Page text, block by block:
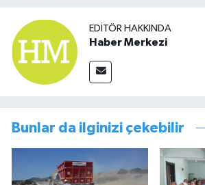
EDITÖR HAKKINDA
Haber Merkezi
Bunlar da ilginizi çekebilir